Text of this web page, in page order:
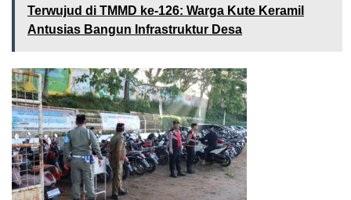
Terwujud di TMMD ke-126: Warga Kute Keramil
Antusias Bangun Infrastruktur Desa